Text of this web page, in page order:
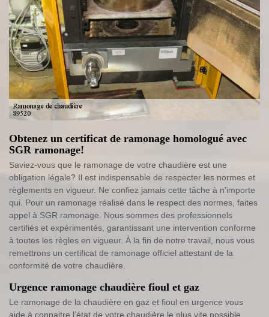
Obtenez un certificat de ramonage homologué avec
SGR ramonage!
Saviez-vous que le ramonage de votre chaudière est une
obligation légale? Il est indispensable de respecter les normes et
règlements en vigueur. Ne confiez jamais cette tâche à n'importe
qui. Pour un ramonage réalisé dans le respect des normes, faites
appel à SGR ramonage. Nous sommes des professionnels
certifiés et expérimentés, garantissant une intervention conforme
à toutes les règles en vigueur. À la fin de notre travail, nous vous
remettrons un certificat de ramonage officiel attestant de la
conformité de votre chaudière.
Urgence ramonage chaudière fioul et gaz
Le ramonage de la chaudière en gaz et fioul en urgence vous
aide à connaitre l’état de votre chaudière le plus vite possible.